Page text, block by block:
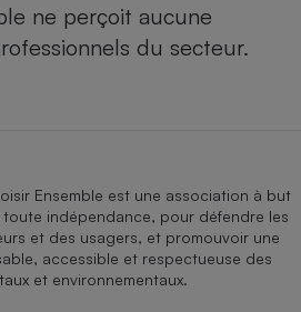
ne perçoit aucune
du secteur.
Ensemble est une association à but
indépendance, pour défendre les
et des usagers, et promouvoir une
accessible et respectueuse des
et environnementaux.